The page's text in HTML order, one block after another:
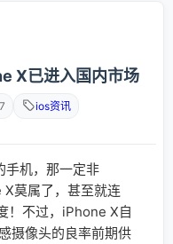
X已进入国内市场
ios资讯
机，那一定非
莫属了，甚至就连
！不过，iPhone X自
摄像头的良率前期供